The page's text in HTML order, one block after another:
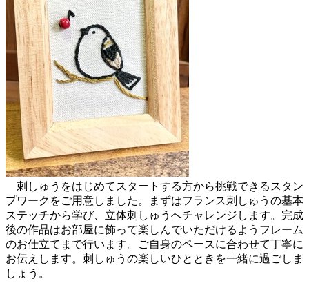
刺しゅうをはじめてスタートする方から挑戦できるスタン
プワークをご用意しました。まずはフランス刺しゅうの基本
ステッチから学び、立体刺しゅうへチャレンジします。完成
後の作品はお部屋に飾って楽しんでいただけるようフレーム
のお仕立てまで行います。ご自身のペースに合わせて丁寧に
お伝えします。刺しゅうの楽しいひとときを一緒に過ごしま
しょう。